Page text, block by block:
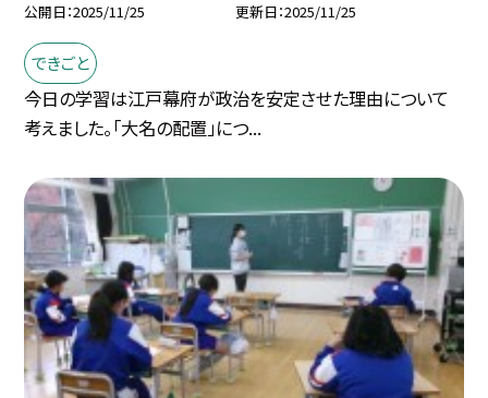
公開日 2025/11/25 更新日 2025/11/25
できごと
今日の学習は江戸幕府が政治を安定させた理由について
考えました。「大名の配置」につ...